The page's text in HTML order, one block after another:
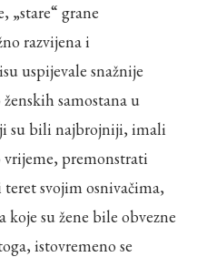
„stare“ grane
razvijena i
uspijevale snažnije
samostana u
su bili najbrojniji, imali
vrijeme, premonstrati
svojim osnivačima,
koje su žene bile obvezne
istovremeno se